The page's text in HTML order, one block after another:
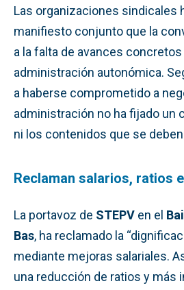
Las organizaciones sindicales
manifiesto conjunto que la
a la falta de avances
administración autonómica.
a haberse comprometido a
administración no ha fijado un
ni los contenidos que se deben
Reclaman salarios, ratios
La portavoz de STEPV en el
Bas, ha reclamado la
mediante mejoras salariales.
una reducción de ratios y más